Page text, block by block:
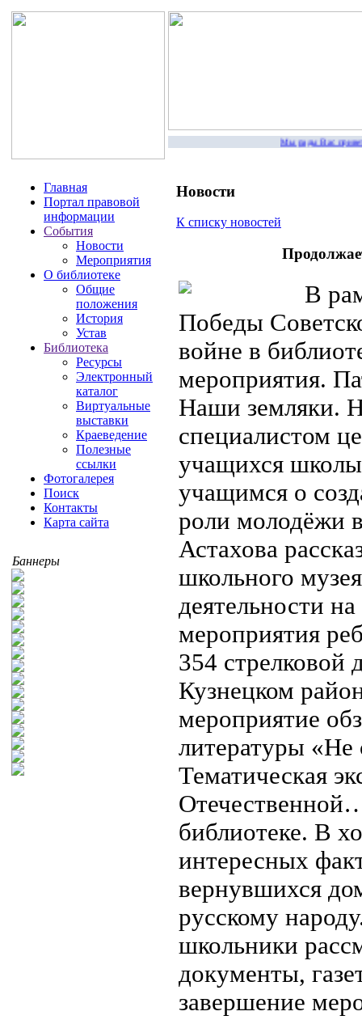
Мы рады Вас
Главная
Портал правовой
информации
События
Новости
Мероприятия
О библиотеке
Общие
положения
История
Устав
Библиотека
Ресурсы
Электронный
каталог
Виртуальные
выставки
Краеведение
Полезные
ссылки
Фотогалерея
Поиск
Контакты
Карта сайта
Баннеры
Новости
К списку новостей
В
Победы
войне в
мероприятия.
Наши земляки.
специалистом
учащихся школы
учащимся о
роли молодёжи
Астахова
школьного
деятельности
мероприятия
354 стрелковой
Кузнецком
мероприятие
литературы «Не
Тематическая
библиотеке. В
интересных
вернувшихся
русскому
школьники
документы,
завершение